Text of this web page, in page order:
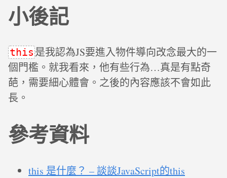
小後記
this 是我認為JS要進入物件導向改念最大的一
個門檻。就我看來，他有些行為…真是有點奇
葩，需要細心體會。之後的內容應該不會如此
長。
參考資料
this 是什麼？ – 談談JavaScript的this